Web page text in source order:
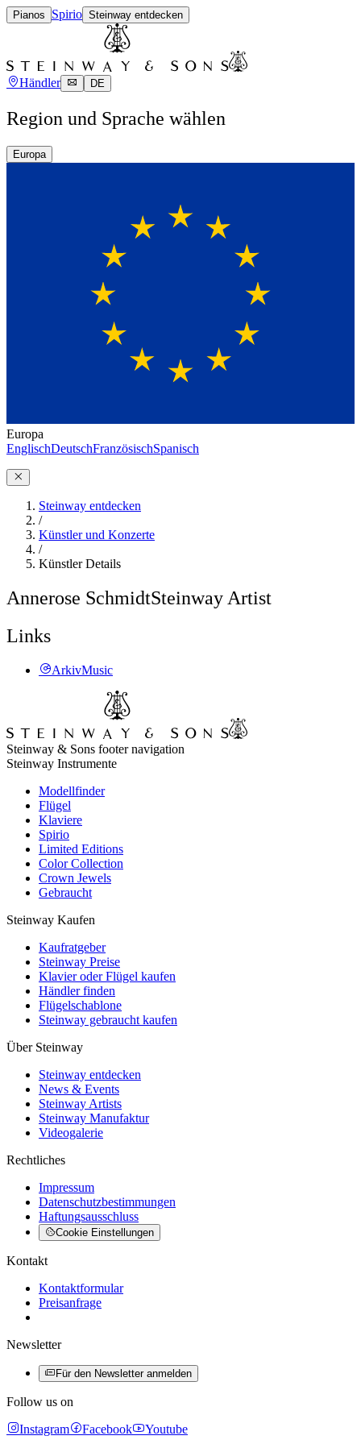
Pianos Spirio Steinway entdecken
Händler DE
Region und Sprache wählen
Europa
Europa
EnglischDeutschFranzösischSpanisch
Steinway entdecken
/
Künstler und Konzerte
/
Künstler Details
Annerose SchmidtSteinway Artist
Links
ArkivMusic
Steinway & Sons footer navigation
Steinway Instrumente
Modellfinder
Flügel
Klaviere
Spirio
Limited Editions
Color Collection
Crown Jewels
Gebraucht
Steinway Kaufen
Kaufratgeber
Steinway Preise
Klavier oder Flügel kaufen
Händler finden
Flügelschablone
Steinway gebraucht kaufen
Über Steinway
Steinway entdecken
News & Events
Steinway Artists
Steinway Manufaktur
Videogalerie
Rechtliches
Impressum
Datenschutzbestimmungen
Haftungsausschluss
Cookie Einstellungen
Kontakt
Kontaktformular
Preisanfrage
Newsletter
Für den Newsletter anmelden
Follow us on
Instagram
Facebook Youtube